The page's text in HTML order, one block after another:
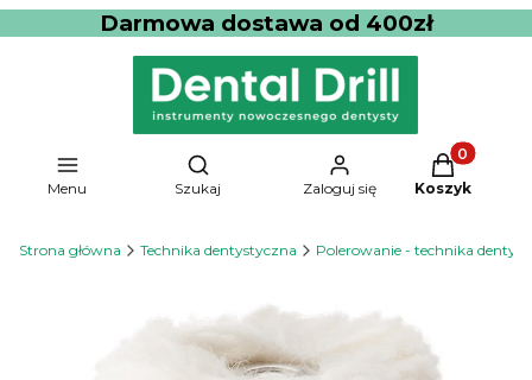
Darmowa dostawa od 400zł
Menu
Otwórz wyszukiwarkę
Szukaj Zaloguj się
Produkty w
Koszyk
Strona główna Technika dentystyczna Polerowanie - technika